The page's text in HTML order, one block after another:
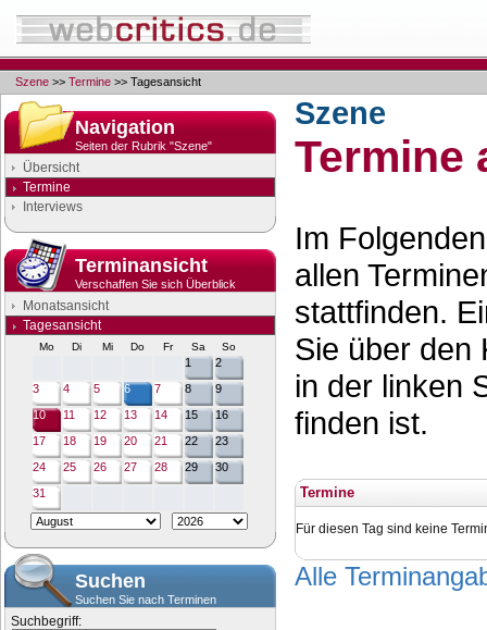
Szene >> Termine >> Tagesansicht
Navigation
Seiten der Rubrik "Szene"
Übersicht
Termine
Interviews
Terminansicht
Verschaffen Sie sich Überblick
Monatsansicht
Tagesansicht
Mo Di Mi Do Fr Sa So
1
2
3
4 5 6 7 8
9
10
11 12 13 14 15
16
17
18 19 20 21 22
23
24
25 26 27 28 29
30
31
Suchen
Suchen Sie nach Terminen
Suchbegriff:
Szene
Termine
Im
allen
stattfinden.
Sie über den
in der linken
finden ist.
Termine
Für diesen Tag sind keine
Alle